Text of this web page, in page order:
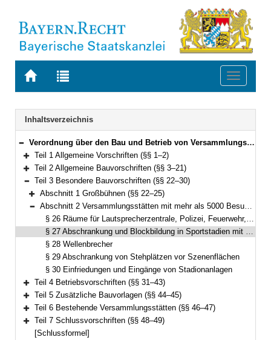
Zur
BAYERN.RECHT
Zur
letzten
Suche
Toggle
Navigation
Inhaltsverzeichnis
Bereich reduzieren
Verordnung über den Bau und Betrieb von Versammlungsstätten (Versammlungsstättenverordnung – VStättV) Vom 2. November 2007 (GVBl. S. 736) BayRS 2132-1-5-B (§§ 1–49)
Bereich erweitern
Teil 1 Allgemeine Vorschriften (§§ 1–2)
Bereich erweitern
Teil 2 Allgemeine Bauvorschriften (§§ 3–21)
Bereich reduzieren
Teil 3 Besondere Bauvorschriften (§§ 22–30)
Bereich erweitern
Abschnitt 1 Großbühnen (§§ 22–25)
Bereich reduzieren
Abschnitt 2 Versammlungsstätten mit mehr als 5000 Besucherplätzen (§§ 26–30)
§ 26 Räume für Lautsprecherzentrale, Polizei, Feuerwehr, Sanitäts- und Rettungsdienst
§ 27 Abschrankung und Blockbildung in Sportstadien mit mehr als 10000 Besucherplätzen
§ 28 Wellenbrecher
§ 29 Abschrankung von Stehplätzen vor Szenenflächen
§ 30 Einfriedungen und Eingänge von Stadionanlagen
Bereich erweitern
Teil 4 Betriebsvorschriften (§§ 31–43)
Bereich erweitern
Teil 5 Zusätzliche Bauvorlagen (§§ 44–45)
Bereich erweitern
Teil 6 Bestehende Versammlungsstätten (§§ 46–47)
Bereich erweitern
Teil 7 Schlussvorschriften (§§ 48–49)
[Schlussformel]